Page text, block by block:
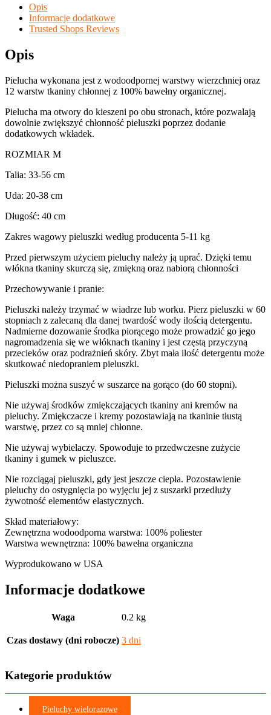
Opis
Informacje dodatkowe
Trusted Shops Reviews
Opis
Pielucha wykonana jest z wodoodpornej warstwy wierzchniej oraz
12 warstw tkaniny chłonnej z 100% bawełny organicznej.
Pielucha ma otwory do kieszeni po obu stronach, które pozwalają
dowolnie zwiększyć chłonność pieluszki poprzez dodanie
dodatkowych wkładek.
ROZMIAR M
Talia: 33-56 cm
Uda: 20-38 cm
Długość: 40 cm
Zakres wagowy pieluszki według producenta 5-11 kg
Przed pierwszym użyciem pieluchy należy ją uprać. Dzięki temu
włókna tkaniny skurczą się, zmiękną oraz nabiorą chłonności
Przechowywanie i pranie:
Pieluszki należy trzymać w wiadrze lub worku. Pierz pieluszki w 60
stopniach z zalecaną dla danej twardość wody ilością detergentu.
Nadmierne dozowanie środka piorącego może prowadzić go jego
nagromadzenia się we włóknach tkaniny i jest częstą przyczyną
przecieków oraz podrażnień skóry. Zbyt mała ilość detergentu może
skutkować niedopraniem pieluszki.
Pieluszki można suszyć w suszarce na gorąco (do 60 stopni).
Nie używaj środków zmiękczających tkaniny ani kremów na
pieluchy. Zmiękczacze i kremy pozostawiają na tkaninie tłustą
warstwę, przez co są mniej chłonne.
Nie używaj wybielaczy. Spowoduje to przedwczesne zużycie
tkaniny i gumek w pieluszce.
Nie rozciągaj pieluszki, gdy jest jeszcze ciepła. Pozostawienie
pieluchy do ostygnięcia po wyjęciu jej z suszarki przedłuży
żywotność elementów elastycznych.
Skład materiałowy:
Zewnętrzna wodoodporna warstwa: 100% poliester
Warstwa wewnętrzna: 100% bawełna organiczna
Wyprodukowano w USA
Informacje dodatkowe
Waga 0.2 kg
Czas dostawy (dni robocze) 3 dni
Kategorie produktów
Pieluchy wielorazowe